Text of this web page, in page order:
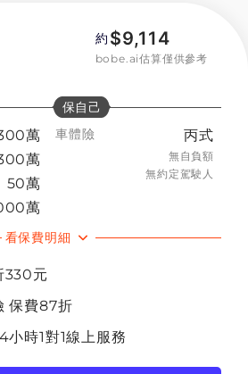
方案
約 $9,114
bobe.ai估算僅供參考
萬
萬
50萬
萬
保自己
車體險
丙式
無自負額
無約定駕駛人
看保費明細
330元
保費87折
小時1對1線上服務